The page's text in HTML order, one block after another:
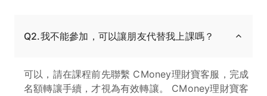
Q2.我不能參加，可以讓朋友代替我上課嗎？
可以，請在課程前先聯繫 CMoney理財寶客服，完成
名額轉讓手續，才視為有效轉讓。 CMoney理財寶客